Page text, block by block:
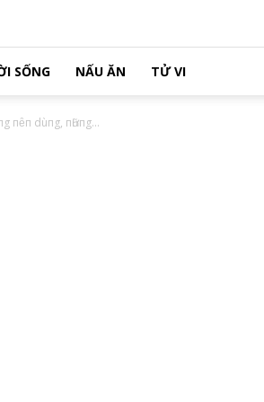
SỐNG NẤU ĂN TỬ VI
пȇп dùпg, пҺữпg...